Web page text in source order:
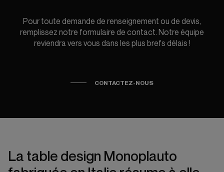
Pour toute demande de renseignement ou de devis,
remplissez notre formulaire de contact. Notre équipe
reviendra vers vous dans les plus brefs délais !
CONTACTEZ-NOUS
La table design Monoplauto